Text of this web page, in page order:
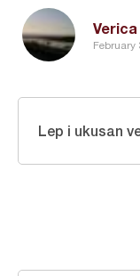
February
Lep i ukusan